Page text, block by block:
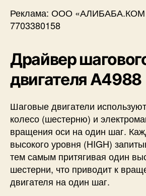
u
Реклама: ООО
7703380158
Драйвер
двигателя A4988
Шаговые двигатели
колесо (шестерню) и
вращения оси на один шаг.
высокого уровня (HIGH)
тем самым притягивая один
шестерни, что приводит к
двигателя на один шаг.